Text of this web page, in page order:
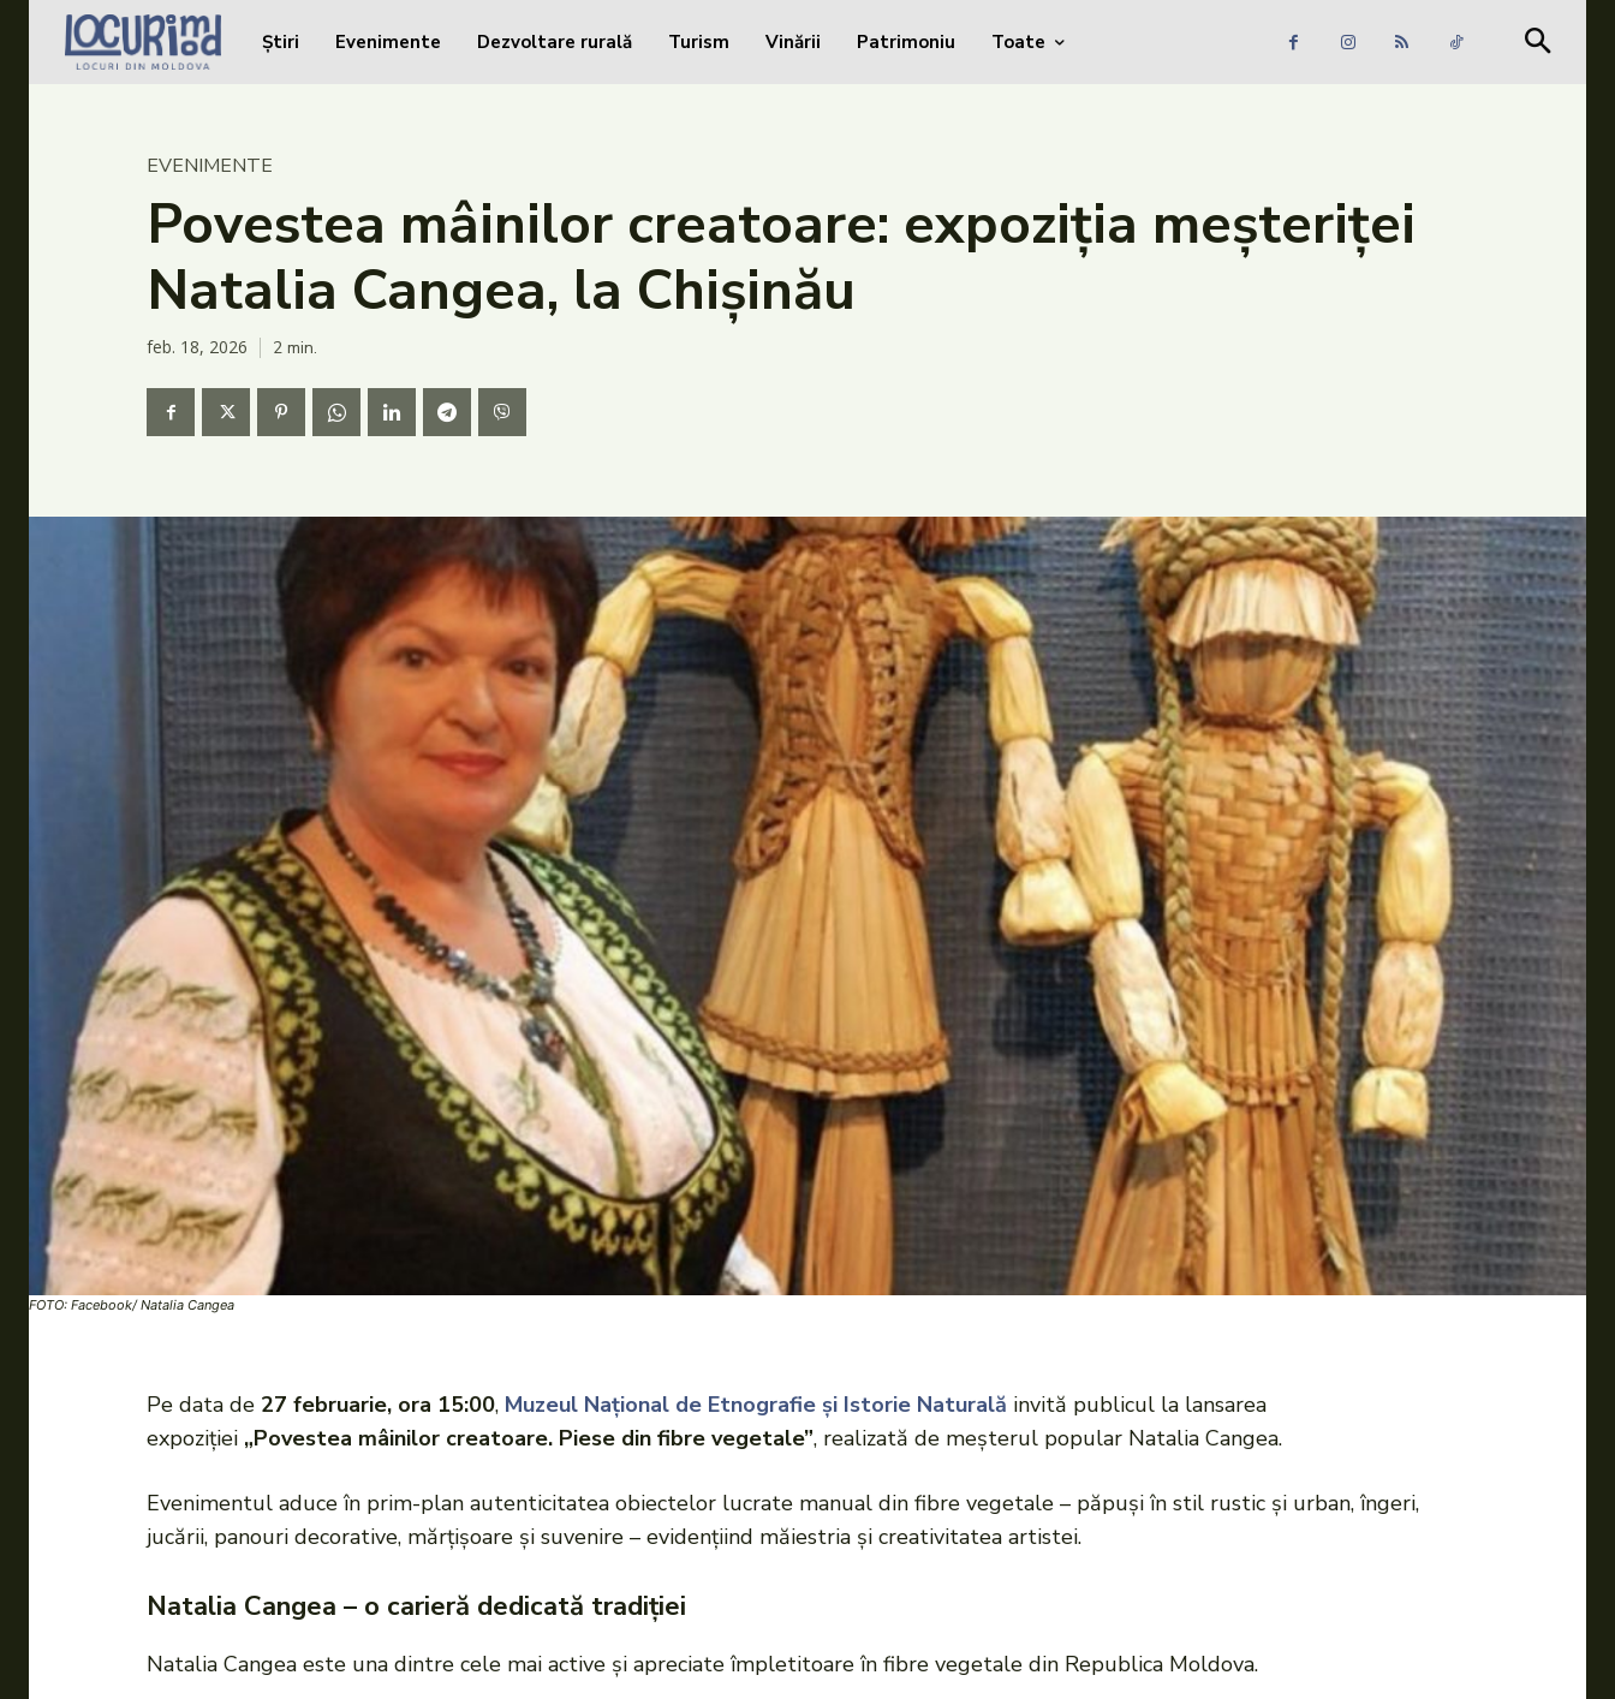
Caută în site...
Caută în site... Căutare
Dezvoltare rurală
Turism
Vinării
Patrimoniu
Produs Acasă
Știri Evenimente Dezvoltare rurală Turism Vinării Patrimoniu Toate
EVENIMENTE
Povestea mâinilor creatoare: expoziția meșteriței
Natalia Cangea, la Chișinău
feb. 18, 2026 2 min.
FOTO: Facebook/ Natalia Cangea
Pe data de 27 februarie, ora 15:00, Muzeul Național de Etnografie și Istorie Naturală invită publicul la lansarea
expoziției „Povestea mâinilor creatoare. Piese din fibre vegetale”, realizată de meșterul popular Natalia Cangea.
Evenimentul aduce în prim-plan autenticitatea obiectelor lucrate manual din fibre vegetale – păpuși în stil rustic și urban, îngeri,
jucării, panouri decorative, mărțișoare și suvenire – evidențiind măiestria și creativitatea artistei.
Natalia Cangea – o carieră dedicată tradiției
Natalia Cangea este una dintre cele mai active și apreciate împletitoare în fibre vegetale din Republica Moldova.